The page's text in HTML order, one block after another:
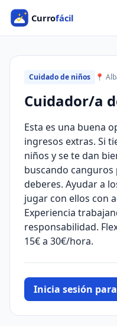
Cuidado de niños 📍
Cuidador/a
Esta es una buena
ingresos extras. Si
niños y se te dan
buscando canguros
deberes. Ayudar a
jugar con ellos con
Experiencia
responsabilidad.
15€ a 30€/hora.
Inicia sesión